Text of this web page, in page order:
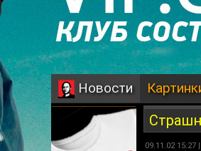
Новости
09.11.02 15:27 |